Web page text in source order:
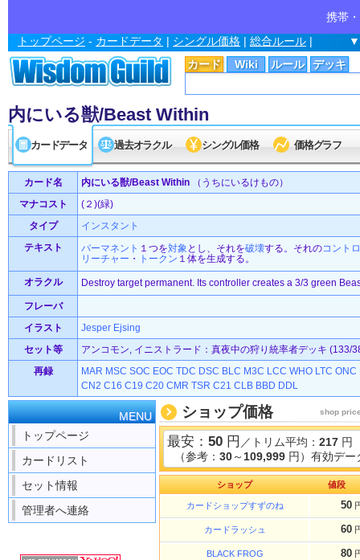
携帯
カード Wiki ルール デッキ
トップページ - カードデータ | シングル価格 | 総合ルール |
内にいる獣/Beast Within
カードデータ 過去オラクル シングル価格 価格グラフ
カード名 内にいる獣/Beast Within （うちにいるけもの）
マナコスト
(２)(緑)
タイプ
インスタント
テキスト
パーマネント １つを対象 とし、それを破壊する。それのコント
リーチャー ・ トークン １体を生成する。
オラクル Destroy target permanent. Its controller creates a 3/3 green
フレーバ
イラスト
Jesper Ejsing
セット等
アンコモン, イニストラード：真夜中の狩り統率者デッキ (133/
再録
MAR MSC SOC EOC TDC DSC BLC M3C LCC WHO LTC ONC
CN2 C16 C19 C20 CMR TSR C21 CLB BBD DDL
MENU
トップページ
カードリスト
セット情報
管理者へ連絡
ショップ価格 shop
最安： 50 円 ／トリム平均： 217 円
（参考： 30～ 109,999 円）有効デ
ショップ 値段
カードショップすずのね 50
カードラッシュ 60
BLACK FROG 80